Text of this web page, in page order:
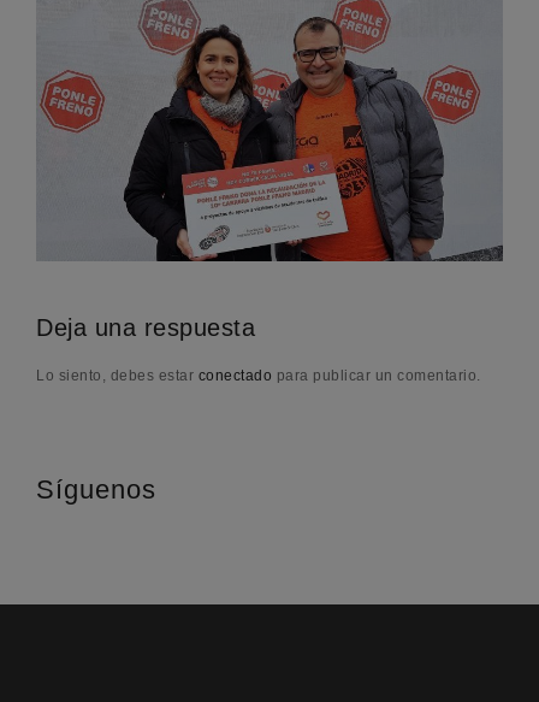
Deja una respuesta
Lo siento, debes estar conectado para publicar un comentario.
Síguenos